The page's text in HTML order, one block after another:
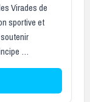
Virades de
sportive et
…